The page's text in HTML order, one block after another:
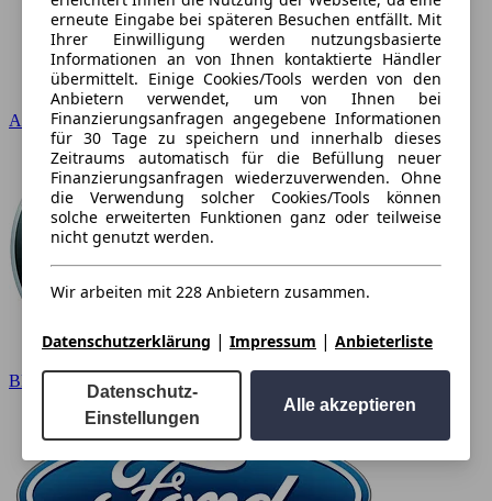
Audi
BMW
erneute Eingabe bei späteren Besuchen entfällt. Mit
Ihrer Einwilligung werden nutzungsbasierte
Informationen an von Ihnen kontaktierte Händler
übermittelt. Einige Cookies/Tools werden von den
Anbietern verwendet, um von Ihnen bei
Finanzierungsanfragen angegebene Informationen
für 30 Tage zu speichern und innerhalb dieses
Zeitraums automatisch für die Befüllung neuer
Finanzierungsanfragen wiederzuverwenden. Ohne
die Verwendung solcher Cookies/Tools können
solche erweiterten Funktionen ganz oder teilweise
nicht genutzt werden.
Wir arbeiten mit 228 Anbietern zusammen.
Datenschutzerklärung | Impressum | Anbieterliste
Datenschutz-
Einstellungen
Alle akzeptieren